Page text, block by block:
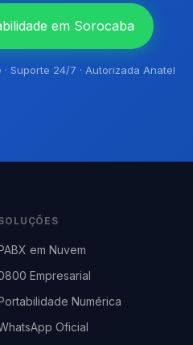
em Sorocaba
Suporte 24/7 · Autorizada Anatel
em Nuvem
Empresarial
Numérica
Oficial